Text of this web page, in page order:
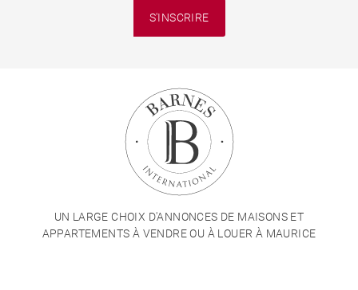
S'INSCRIRE
UN LARGE CHOIX D'ANNONCES DE MAISONS ET
APPARTEMENTS À VENDRE OU À LOUER À MAURICE